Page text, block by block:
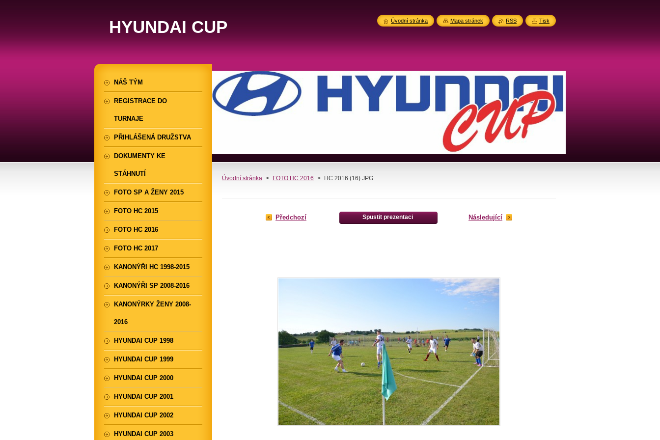
HYUNDAI CUP
Úvodní stránka > FOTO HC 2016 > HC 2016 (16).JPG
Předchozí Spustit prezentaci Následující
NÁŠ TÝM
REGISTRACE DO
TURNAJE
PŘIHLÁŠENÁ DRUŽSTVA
DOKUMENTY KE
STÁHNUTÍ
FOTO SP A ŽENY 2015
FOTO HC 2015
FOTO HC 2016
FOTO HC 2017
KANONÝŘI HC 1998-2015
KANONÝŘI SP 2008-2016
KANONÝRKY ŽENY 2008-
2016
HYUNDAI CUP 1998
HYUNDAI CUP 1999
HYUNDAI CUP 2000
HYUNDAI CUP 2001
HYUNDAI CUP 2002
HYUNDAI CUP 2003
Úvodní stránka Mapa stránek RSS Tisk